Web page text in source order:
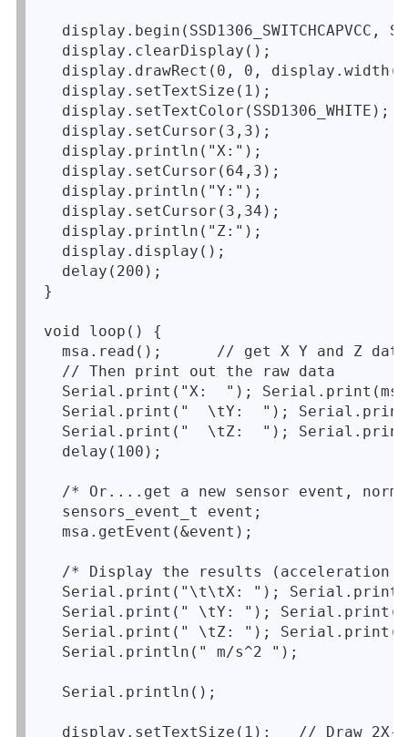
display.begin(SSD1306_SWITCHCAPVCC,
  display.clearDisplay();
display.drawRect(0, 0,
display.setTextSize(1);
display.setTextColor(SSD1306_WHITE);
  display.setCursor(3,3);
  display.println("X:");
  display.setCursor(64,3);
  display.println("Y:");
  display.setCursor(3,34);
  display.println("Z:");
  display.display();
  delay(200);
}
void loop() {
msa.read();      // get X Y and Z
  // Then print out the raw data
Serial.print("X:  ");
Serial.print("  \tY:  ");
Serial.print("  \tZ:  ");
  delay(100);
/* Or....get a new sensor event,
  sensors_event_t event;
  msa.getEvent(&event);
/* Display the results (acceleration
Serial.print("\t\tX: ");
Serial.print(" \tY: ");
Serial.print(" \tZ: ");
  Serial.println(" m/s^2 ");
  Serial.println();
display.setTextSize(1);   // Draw 2X-